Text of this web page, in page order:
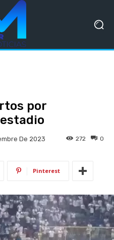
por
De 2023 0
272
Pinterest